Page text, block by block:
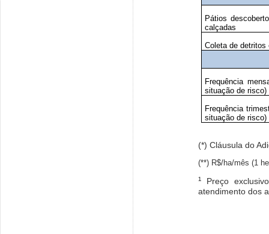
Pátios
calçadas
Coleta de detritos
Frequência
situação de risco)
Frequência
situação de risco)
(*) Cláusula do
(**) R$/ha/mês (1
¹ Preço
atendimento dos